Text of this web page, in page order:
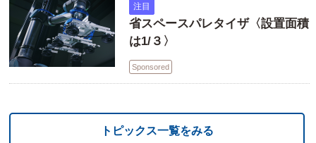
注目
省スペースパレタイザ〈設置面積
は1/３〉
Sponsored
トピックス一覧をみる